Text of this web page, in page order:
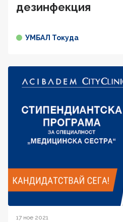
дезинфекция
УМБАЛ Токуда
17 ное 2021